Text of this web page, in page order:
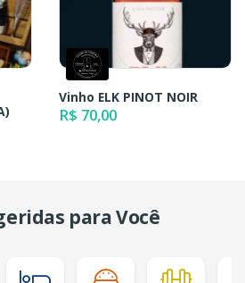
Vinho ELK PINOT NOIR
R$ 70,00
para Você